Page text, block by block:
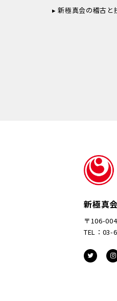
新極真会の稽古と
新極真
〒106-
TEL：03-